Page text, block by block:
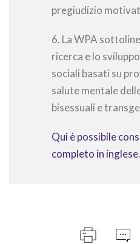
pregiudizio
6. La WPA
ricerca e lo
sociali basati su
salute mentale
bisessuali e
Qui è possibile
completo in inglese.